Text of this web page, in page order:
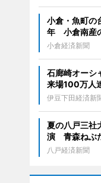
小倉・魚町の
年 小倉南産
小倉経済新聞
石廊崎オーシ
来場100万人
伊豆下田経済新
夏の八戸三社
演 青森ねぶ
八戸経済新聞